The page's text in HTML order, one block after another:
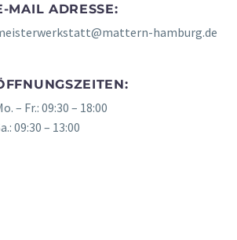
MAIL ADRESSE:
hamburg.de
– Fr.: 09:30 – 18:00
09:30 – 13:00